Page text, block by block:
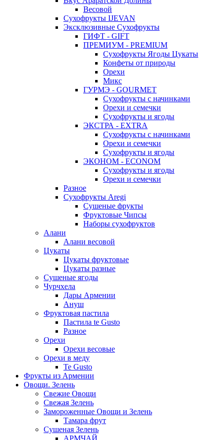
Весовой
Сухофрукты IJEVAN
Эксклюзивные Сухофрукты
ГИФТ - GIFT
ПРЕМИУМ - PREMIUM
Сухофрукты Ягоды Цукаты
Конфеты от природы
Орехи
Микс
ГУРМЭ - GOURMET
Сухофрукты с начинками
Орехи и семечки
Сухофрукты и ягоды
ЭКСТРА - EXTRA
Сухофрукты с начинками
Орехи и семечки
Сухофрукты и ягоды
ЭКОНОМ - ECONOM
Сухофрукты и ягоды
Орехи и семечки
Разное
Сухофрукты Aregi
Сушеные фрукты
Фруктовые Чипсы
Наборы сухофруктов
Алани
Алани весовой
Цукаты
Цукаты фруктовые
Цукаты разные
Сушеные ягоды
Чурчхела
Дары Армении
Ануш
Фруктовая пастила
Пастила te Gusto
Разное
Орехи
Орехи весовые
Орехи в меду
Te Gusto
Фрукты из Армении
Овощи. Зелень
Свежие Овощи
Свежая Зелень
Замороженные Овощи и Зелень
Тамара фрут
Сушеная Зелень
АРМЧАЙ